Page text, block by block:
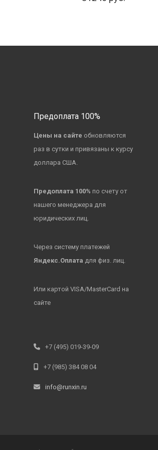
Предоплата 100%
Цены на сайте обновляются
раз в сутки и привязаны к курсу
доллара США.
Предоплата 100% по счету от
нашего менеджера для
юридических лиц.
Через систему платежей
Яндекс.Оплата для физ. лиц.
Или картой VISA/MasterCard на
сайте
+7 (495) 019-39-09
+7 (985) 384 08 04
info@runxin.ru